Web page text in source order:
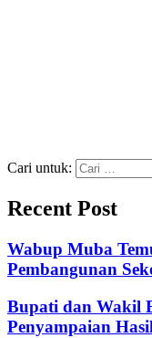
Cari untuk:
Recent Post
Wabup Muba
Pembangunan
Bupati dan Wakil
Penyampaian